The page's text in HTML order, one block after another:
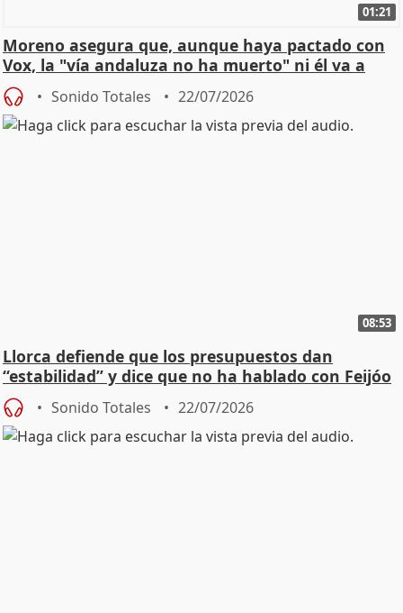
01:21
Moreno asegura que, aunque haya pactado con
Vox, la "vía andaluza no ha muerto" ni él va a
"cambiar"
Sonido Totales 22/07/2026
08:53
Llorca defiende que los presupuestos dan
“estabilidad” y dice que no ha hablado con Feijóo
Sonido Totales 22/07/2026